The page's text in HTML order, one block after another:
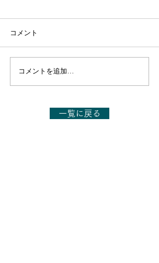
【出演のお知らせ】日本
テレビ「1億人の大質問!?
日(土)19:56～21:54
コメント
コメントを追加…
一覧に戻る